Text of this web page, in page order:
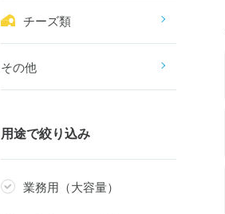
チーズ類
その他
用途で絞り込み
業務用（大容量）